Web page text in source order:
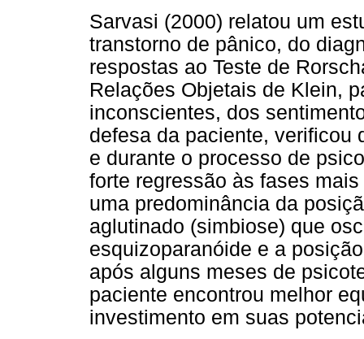
Sarvasi (2000) relatou um
transtorno de pânico, do
respostas ao Teste de
Relações Objetais de Klein,
inconscientes, dos
defesa da paciente, verificou
e durante o processo de
forte regressão às fases
uma predominância da
aglutinado (simbiose) que
esquizoparanóide e a
após alguns meses de
paciente encontrou melhor
investimento em suas